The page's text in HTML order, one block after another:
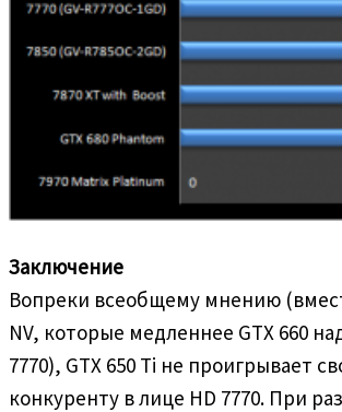
Заключение
Вопреки всеобщему мнению
NV, которые медленнее GTX 660
7770), GTX 650 Ti не проигрывает
конкуренту в лице HD 7770. При